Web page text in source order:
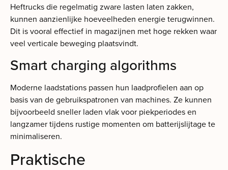
Heftrucks die regelmatig zware lasten laten zakken,
kunnen aanzienlijke hoeveelheden energie terugwinnen.
Dit is vooral effectief in magazijnen met hoge rekken waar
veel verticale beweging plaatsvindt.
Smart charging algorithms
Moderne laadstations passen hun laadprofielen aan op
basis van de gebruikspatronen van machines. Ze kunnen
bijvoorbeeld sneller laden vlak voor piekperiodes en
langzamer tijdens rustige momenten om batterijslijtage te
minimaliseren.
Praktische